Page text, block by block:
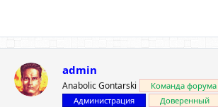
admin
Anabolic Gontarski
Команда форума
Администрация
Доверенный